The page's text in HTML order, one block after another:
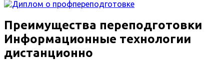
Преимущества переподготовки
Информационные технологии
дистанционно